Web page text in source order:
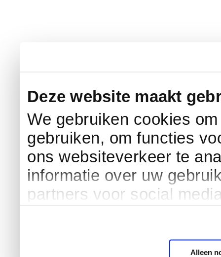
Deze website maakt
We gebruiken cookies
gebruiken, om functies
ons websiteverkeer te
informatie over uw
partners voor social
Alleen